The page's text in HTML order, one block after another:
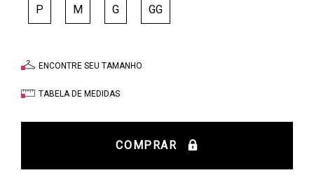
P M G GG
ENCONTRE SEU TAMANHO
TABELA DE MEDIDAS
COMPRAR